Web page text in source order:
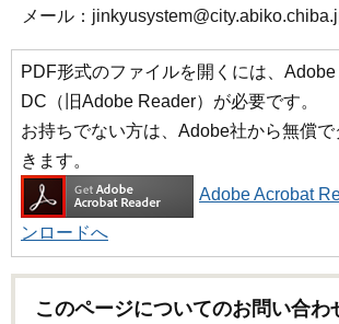
メール：
PDF形式のファイルを開くには、
DC（旧Adobe Reader）が必要です。
お持ちでない方は、Adobe社から無償
きます。
Adobe Acrobat
ンロードへ
このページについてのお問い合わ